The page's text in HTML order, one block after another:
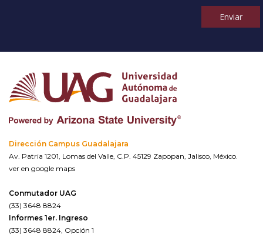
Enviar
Dirección Campus Guadalajara
Av. Patria 1201, Lomas del Valle, C.P. 45129 Zapopan, Jalisco, México.
ver en google maps
Conmutador UAG
(33) 3648 8824
Informes 1er. Ingreso
(33) 3648 8824, Opción 1